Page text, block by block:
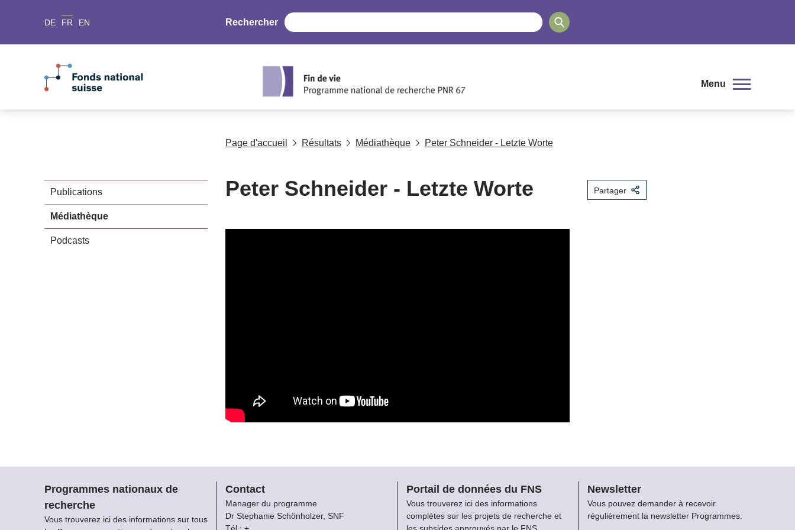
DE FR EN Rechercher
Menu
Page d'accueil Résultats Médiathèque Peter Schneider - Letzte Worte
Publications
Médiathèque
Podcasts
Peter Schneider - Letzte Worte Partager
Programmes nationaux de
recherche
Vous trouverez ici des informations sur tous
Contact
Manager du programme
Dr Stephanie Schönholzer, SNF
Portail de données du FNS
Vous trouverez ici des informations
complètes sur les projets de recherche et
Newsletter
Vous pouvez demander à recevoir
régulièrement la newsletter Programmes.